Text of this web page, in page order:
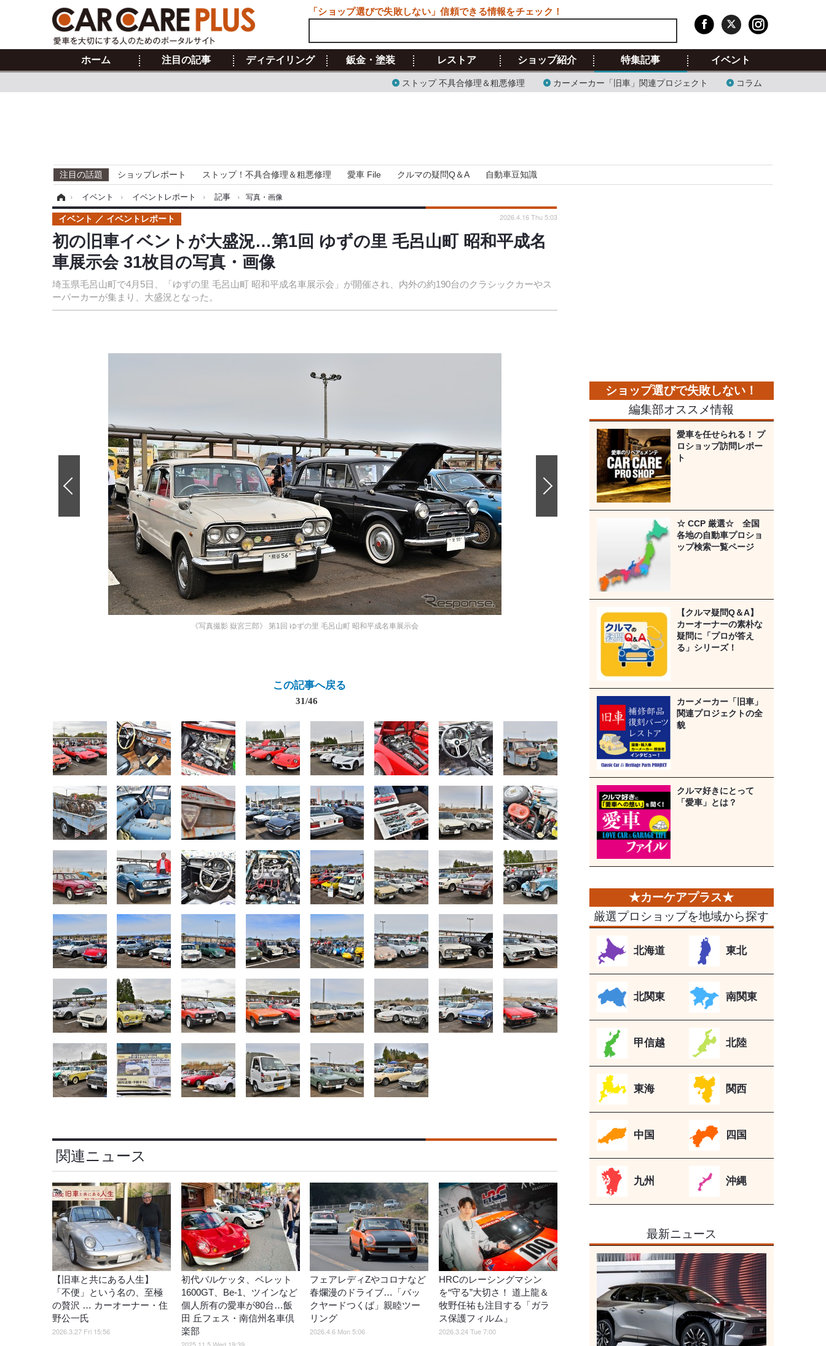
ホーム 注目の記事 ディテイリング 鈑金・塗装 レストア ショップ紹介 特集記事
ストップ 不具合修理＆粗悪修理 カーメーカー「旧車」関連プロジェクト コラム
イベント
注目の話題 ショップレポート ストップ！不具合修理＆粗悪修理 愛車 File クルマの疑問Q＆A 自動車豆知識
› イベント › イベントレポート › 記事 › 写真・画像
初の旧車イベントが大盛況…第1回 ゆずの里 毛呂山町 昭和平成名
車展示会 31枚目の写真・画像
埼玉県毛呂山町で4月5日、「ゆずの里 毛呂山町 昭和平成名車展示会」が開催され、内外の約190台のクラシックカーやス
ーパーカーが集まり、大盛況となった。
イベント イベントレポート 2026.4.16 Thu 5:03
《写真撮影 嶽宮三郎》 第1回 ゆずの里 毛呂山町 昭和平成名車展示会
この記事へ戻る
31/46
関連ニュース
【旧車と共にある人生】
「不便」という名の、至極
の贅沢 … カーオーナー・住
野公一氏
2026.3.27 Fri 15:56
初代バルケッタ、ベレット
1600GT、Be-1、ツインなど
個人所有の愛車が80台…飯
田 丘フェス・南信州名車倶
楽部
フェアレディZやコロナなど
春爛漫のドライブ…「バッ
クヤードつくば」親睦ツー
リング
2026.4.6 Mon 5:06
HRCのレーシングマシン
を“守る”大切さ！ 道上龍＆
牧野任祐も注目する「ガラ
ス保護フィルム」
2026.3.24 Tue 7:00
編集部オススメ情報
愛車を任せられる！ プ
ロショップ訪問レポー
ト
☆ CCP 厳選☆ 全国
各地の自動車プロショ
ップ検索一覧ページ
【クルマ疑問Q＆A】
カーオーナーの素朴な
疑問に「プロが答え
る」シリーズ！
カーメーカー「旧車」
関連プロジェクトの全
貌
クルマ好きにとって
「愛車」とは？
厳選プロショップを地域から探す
北海道 東北
北関東 南関東
甲信越 北陸
東海 関西
中国 四国
九州 沖縄
最新ニュース
「ショップ選びで失敗しない」信頼できる情報をチェック！